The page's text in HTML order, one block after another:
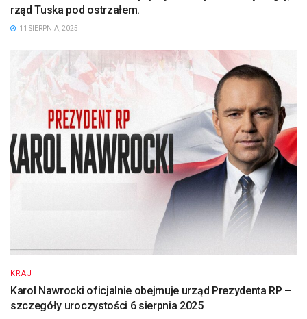
rząd Tuska pod ostrzałem.
11 SIERPNIA, 2025
KRAJ
Karol Nawrocki oficjalnie obejmuje urząd Prezydenta RP –
szczegóły uroczystości 6 sierpnia 2025